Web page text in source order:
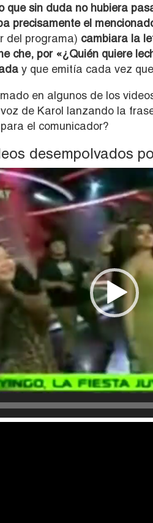
que sin duda no hubiera
precisamente el
del programa) cambiara la
che, por «¿Quién quiere
y que emitía cada vez
en algunos de los
de Karol lanzando la
el comunicador?
desempolvados